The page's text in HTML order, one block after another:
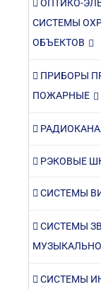
ОПТИКО-
СИСТЕМЫ
ОБЪЕКТОВ
ПРИБОРЫ
ПОЖАРНЫЕ
РЭКОВЫЕ
СИСТЕМЫ
СИСТЕМЫ
СИСТЕМЫ